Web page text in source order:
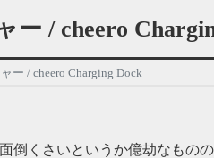
ー / cheero
ー / cheero Charging Dock
倒くさいというか億劫なものの